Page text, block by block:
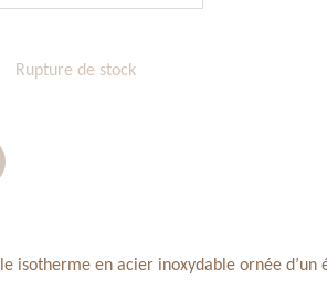
Rupture de stock
isotherme en acier inoxydable ornée d’un